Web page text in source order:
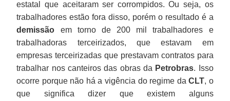
estatal que aceitaram ser corrompidos. Ou seja, os
trabalhadores estão fora disso, porém o resultado é a
demissão em torno de 200 mil trabalhadores e
trabalhadoras terceirizados, que estavam em
empresas terceirizadas que prestavam contratos para
trabalhar nos canteiros das obras da Petrobras. Isso
ocorre porque não há a vigência do regime da CLT, o
que significa dizer que existem alguns